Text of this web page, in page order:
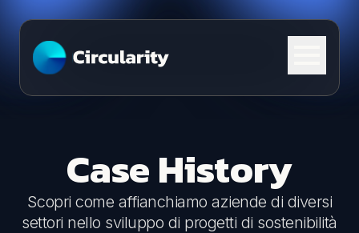
Skip to content
Case History
Scopri come affianchiamo aziende di diversi
settori nello sviluppo di progetti di sostenibilità